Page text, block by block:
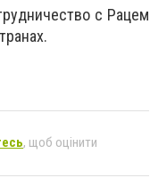
с Рацем
, щоб оцінити